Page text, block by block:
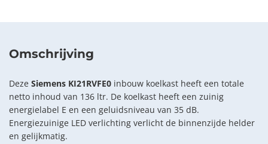
Omschrijving
Deze Siemens KI21RVFE0 inbouw koelkast heeft een totale
netto inhoud van 136 ltr. De koelkast heeft een zuinig
energielabel E en een geluidsniveau van 35 dB.
Energiezuinige LED verlichting verlicht de binnenzijde helder
en gelijkmatig.